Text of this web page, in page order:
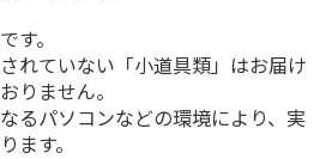
す。
れていない「小道具類」はお届け
りません。
るパソコンなどの環境により、実
ます。